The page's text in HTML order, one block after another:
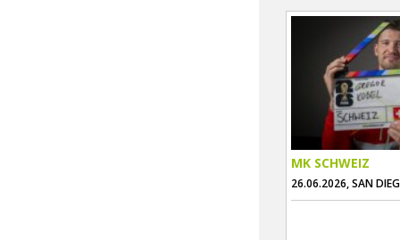
MK SCHWEIZ
26.06.2026, SAN